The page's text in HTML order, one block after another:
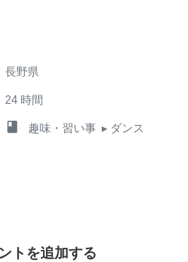
長野県
24 時間
class 趣味・習い事 ▸ ダンス
トを追加する